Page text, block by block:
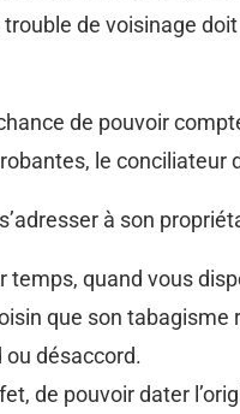
trouble de voisinage
de pouvoir
le conciliateur
à son
temps, quand vous
que son
désaccord.
de pouvoir dater